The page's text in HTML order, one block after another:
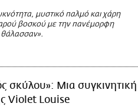
μυστικό παλμό και χάρη
βοσκού με την πανέμορφη
σκύλου»: Μια συγκινητική
Violet Louise